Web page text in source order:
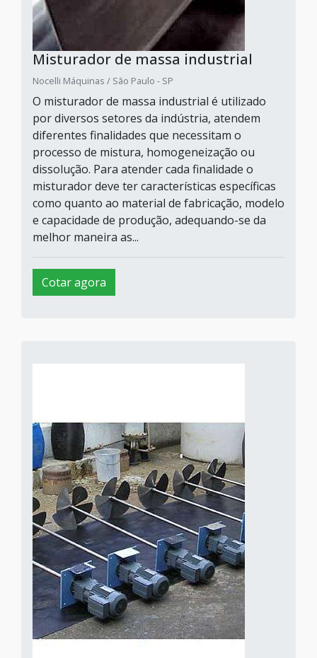
Misturador de massa industrial
Nocelli Máquinas / São Paulo - SP
O misturador de massa industrial é utilizado
por diversos setores da indústria, atendem
diferentes finalidades que necessitam o
processo de mistura, homogeneização ou
dissolução. Para atender cada finalidade o
misturador deve ter características específicas
como quanto ao material de fabricação, modelo
e capacidade de produção, adequando-se da
melhor maneira as...
Cotar agora